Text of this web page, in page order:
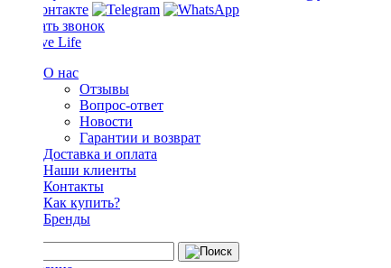
Заказать звонок
О нас
Отзывы
Вопрос-ответ
Новости
Гарантии и возврат
Доставка и оплата
Наши клиенты
Контакты
Как купить?
Бренды